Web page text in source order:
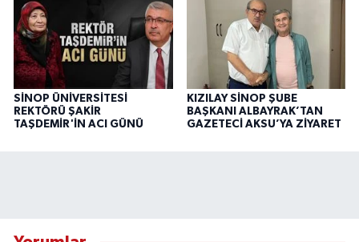
SİNOP ÜNİVERSİTESİ
REKTÖRÜ ŞAKİR
TAŞDEMİR'İN ACI GÜNÜ
KIZILAY SİNOP ŞUBE
BAŞKANI ALBAYRAK’TAN
GAZETECİ AKSU’YA ZİYARET